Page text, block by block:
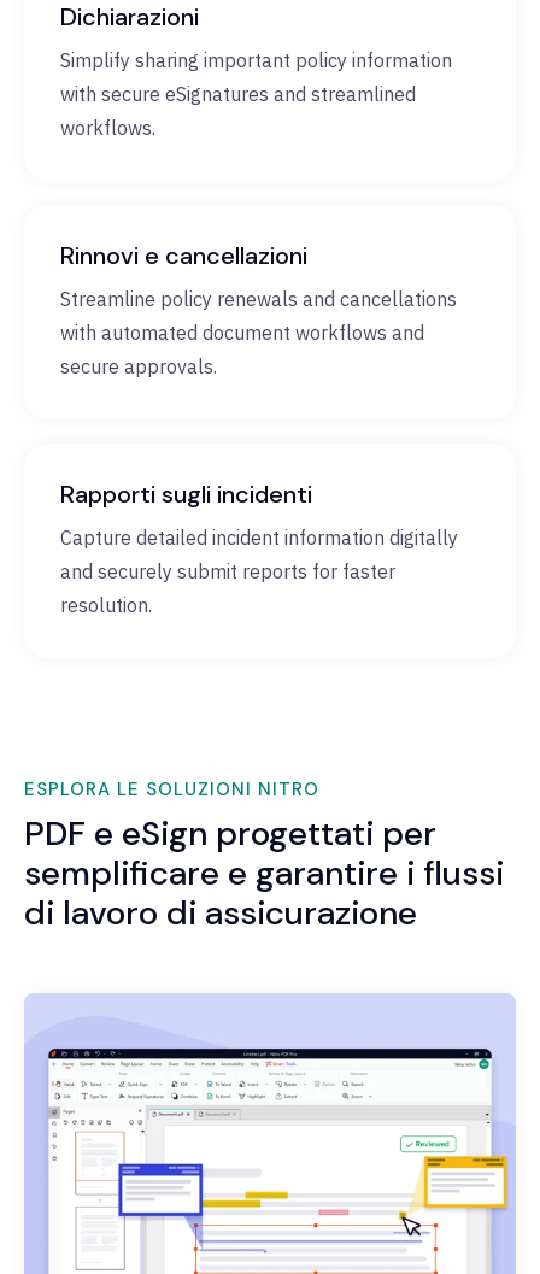
Dichiarazioni
Simplify sharing important policy information
with secure eSignatures and streamlined
workflows.
Rinnovi e cancellazioni
Streamline policy renewals and cancellations
with automated document workflows and
secure approvals.
Rapporti sugli incidenti
Capture detailed incident information digitally
and securely submit reports for faster
resolution.
ESPLORA LE SOLUZIONI NITRO
PDF e eSign progettati per
semplificare e garantire i flussi
di lavoro di assicurazione